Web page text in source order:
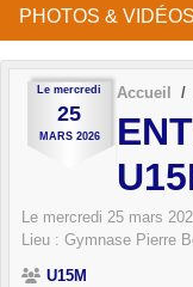
PHOTOS & VIDÉOS
Le mercredi
25
MARS 2026
Accueil
Le mercredi 25 mars
Lieu : Gymnase Pierre
U15M